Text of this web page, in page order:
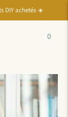
DIY achetés ☀️
0